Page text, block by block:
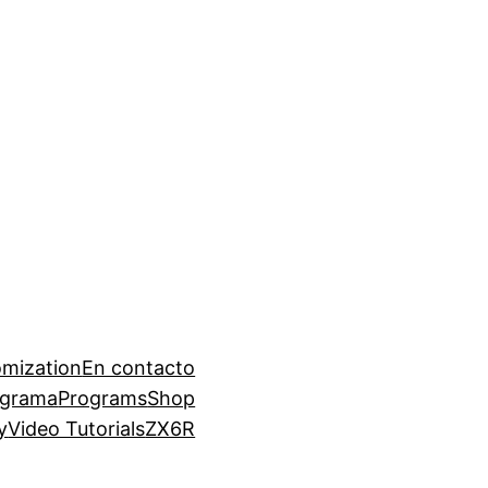
En contacto
ProgramsShop
Video TutorialsZX6R